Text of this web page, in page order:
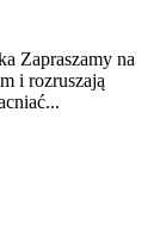
Zapraszamy na
i rozruszają